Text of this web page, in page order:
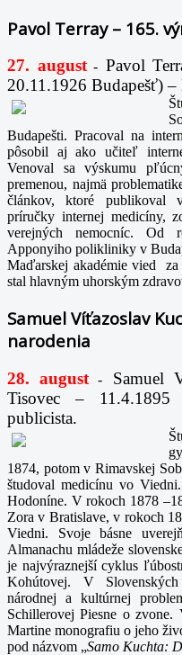
Pavol Terray – 165.
27. august- Pavol
20.11.1926 Budapešť)
Budapešti. Pracoval na
pôsobil aj ako učiteľ
Venoval sa výskumu
premenou, najmä
článkov, ktoré publikoval
príručky internej medicíny,
verejných nemocníc. Od
Apponyiho polikliniky v
Maďarskej akadémie vied
stal hlavným uhorským
Samuel Víťazoslav
narodenia
28. august -
Samuel
Tisovec –
publicista.
1874, potom v Rimavskej
študoval medicínu vo
Hodoníne. V rokoch 1878
Zora v Bratislave, v rokoch
Viedni. Svoje básne
Almanachu mládeže
je najvýraznejší cyklus
Kohútovej. V
národnej a kultúrnej
Schillerovej Piesne o
Martine monografiu o jeho
pod názvom „Samo Kuchta: